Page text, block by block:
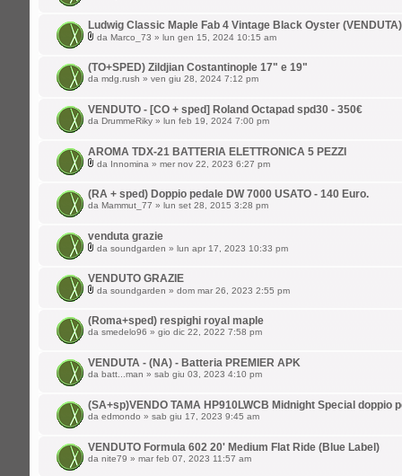
Ludwig Classic Maple Fab 4 Vintage Black Oyster (VENDUTA)
da Marco_73 » lun gen 15, 2024 10:15 am
(TO+SPED) Zildjian Costantinople 17" e 19"
da mdg.rush » ven giu 28, 2024 7:12 pm
VENDUTO - [CO + sped] Roland Octapad spd30 - 350€
da DrummeRiky » lun feb 19, 2024 7:00 pm
AROMA TDX-21 BATTERIA ELETTRONICA 5 PEZZI
da Innomina » mer nov 22, 2023 6:27 pm
(RA + sped) Doppio pedale DW 7000 USATO - 140 Euro.
da Mammut_77 » lun set 28, 2015 3:28 pm
venduta grazie
da soundgarden » lun apr 17, 2023 10:33 pm
VENDUTO GRAZIE
da soundgarden » dom mar 26, 2023 2:55 pm
(Roma+sped) respighi royal maple
da smedelo96 » gio dic 22, 2022 7:58 pm
VENDUTA - (NA) - Batteria PREMIER APK
da batt...man » sab giu 03, 2023 4:10 pm
(SA+sp)VENDO TAMA HP910LWCB Midnight Special doppio
da edmondo » sab giu 17, 2023 9:45 am
VENDUTO Formula 602 20' Medium Flat Ride (Blue Label)
da nite79 » mar feb 07, 2023 11:57 am